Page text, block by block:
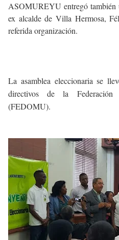
ASOMUREYU entregó también
ex alcalde de Villa Hermosa,
referida organización.
La asamblea eleccionaria se
directivos de la Federación
(FEDOMU).